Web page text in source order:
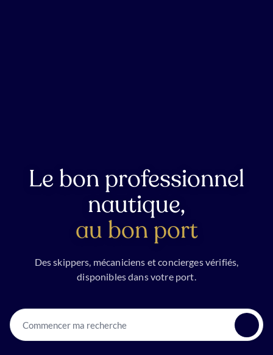
Le bon professionnel
nautique,
au bon port
Des skippers, mécaniciens et concierges vérifiés,
disponibles dans votre port.
Commencer ma recherche